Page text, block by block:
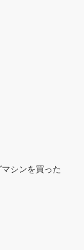
シンを買った